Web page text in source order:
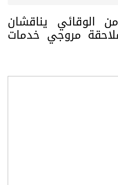
الوقائي يناقشان
مروجي خدمات